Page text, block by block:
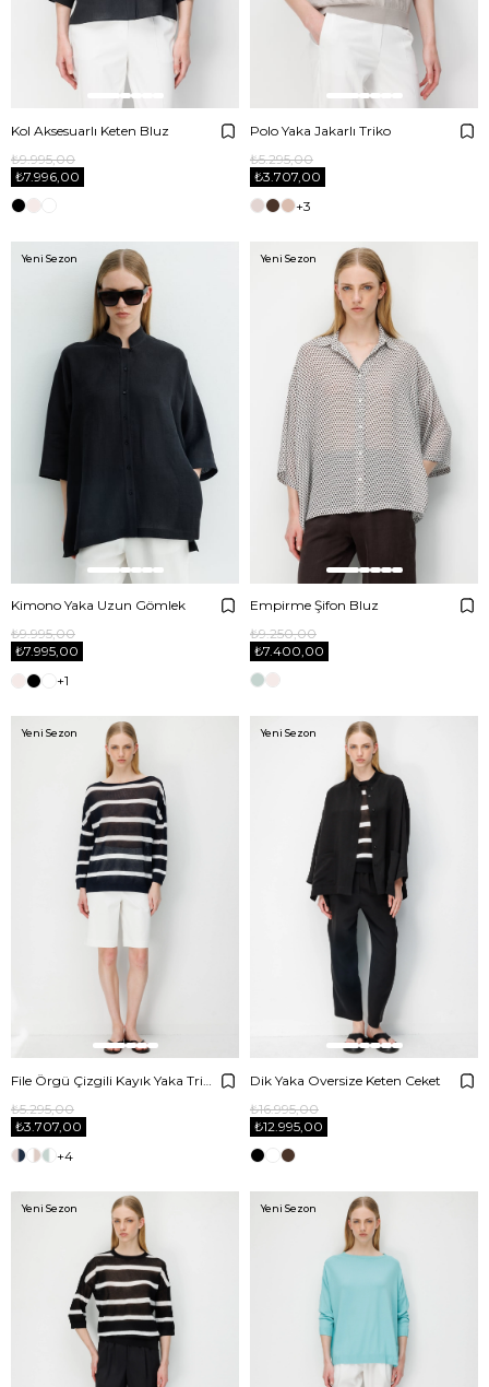
Kol Aksesuarlı Keten Bluz
₺7.996,00
₺9.995,00
Polo Yaka Jakarlı Triko
₺3.707,00
₺5.295,00
+3
Kimono Yaka Uzun Gömlek
₺7.995,00
₺9.995,00
+1
Yeni Sezon
Empirme Şifon Bluz
₺7.400,00
₺9.250,00
Yeni Sezon
₺3.707,00
₺5.295,00
+4
Yeni Sezon
Dik Yaka Oversize Keten Ceket
₺12.995,00
₺16.995,00
Yeni Sezon
Yeni Sezon Yeni Sezon